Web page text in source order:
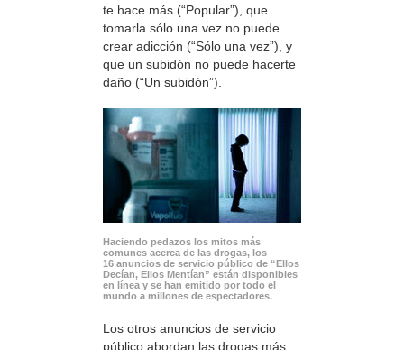
te hace más (“Popular”), que
tomarla sólo una vez no puede
crear adicción (“Sólo una vez”), y
que un subidón no puede hacerte
daño (“Un subidón”).
Haciendo pedazos los mitos más
comunes acerca de las drogas, los
16 anuncios de servicio público de “Ellos
Decían, Ellos Mentían” están disponibles
en línea y se han emitido por todo el
mundo a millones de espectadores.
Los otros anuncios de servicio
público abordan las drogas más